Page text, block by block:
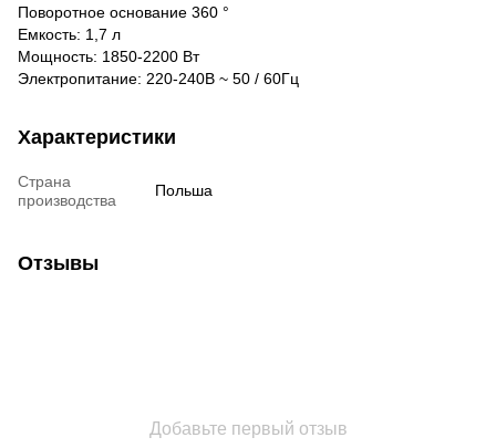
Поворотное основание 360 °
Емкость: 1,7 л
Мощность: 1850-2200 Вт
Электропитание: 220-240В ~ 50 / 60Гц
Характеристики
Страна
производства
Польша
Отзывы
Добавьте первый отзыв